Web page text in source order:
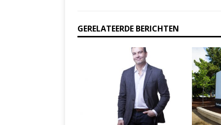
GERELATEERDE BERICHTEN